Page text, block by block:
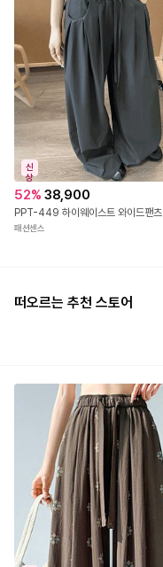
신
상
52% 38,900
PPT-449 하이웨이스트 와이드팬츠
패션센스
떠오르는 추천 스토어